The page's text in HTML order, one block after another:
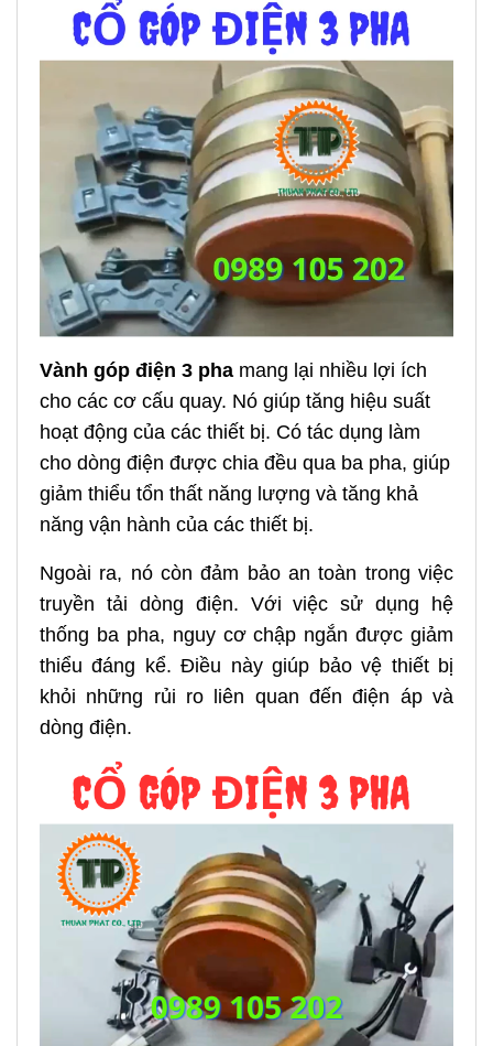
Vành góp điện 3 pha mang lại nhiều lợi ích
cho các cơ cấu quay. Nó giúp tăng hiệu suất
hoạt động của các thiết bị. Có tác dụng làm
cho dòng điện được chia đều qua ba pha, giúp
giảm thiểu tổn thất năng lượng và tăng khả
năng vận hành của các thiết bị.
Ngoài ra, nó còn đảm bảo an toàn trong việc
truyền tải dòng điện. Với việc sử dụng hệ
thống ba pha, nguy cơ chập ngắn được giảm
thiểu đáng kể. Điều này giúp bảo vệ thiết bị
khỏi những rủi ro liên quan đến điện áp và
dòng điện.